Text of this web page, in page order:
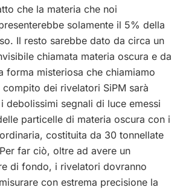
che la materia che noi
solamente il 5% della
Il resto sarebbe dato da circa un
chiamata materia oscura e da
forma misteriosa che chiamiamo
dei rivelatori SiPM sarà
debolissimi segnali di luce emessi
particelle di materia oscura con i
costituita da 30 tonnellate
far ciò, oltre ad avere un
di fondo, i rivelatori dovranno
con estrema precisione la